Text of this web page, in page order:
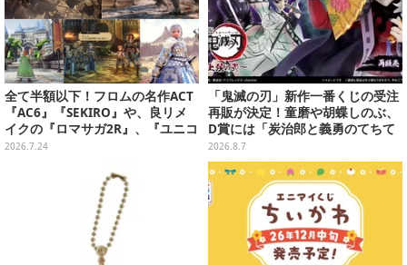
全て半額以下！フロムの名作ACT
『AC6』『SEKIRO』や、良リメ
イクの『ロマサガ2R』、『ユニコ
ーンオーバーロード』と『SO6』
2026.7.24
「鬼滅の刃」新作一番くじの受注
再販が決定！童磨や胡蝶しのぶ、
D賞には「炭治郎と義勇のてちて
ちフィギュア」も
2026.8.7